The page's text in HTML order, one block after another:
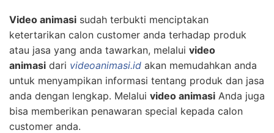
Video animasi sudah terbukti menciptakan
ketertarikan calon customer anda terhadap produk
atau jasa yang anda tawarkan, melalui video
animasi dari videoanimasi.id akan memudahkan anda
untuk menyampikan informasi tentang produk dan jasa
anda dengan lengkap. Melalui video animasi Anda juga
bisa memberikan penawaran special kepada calon
customer anda.